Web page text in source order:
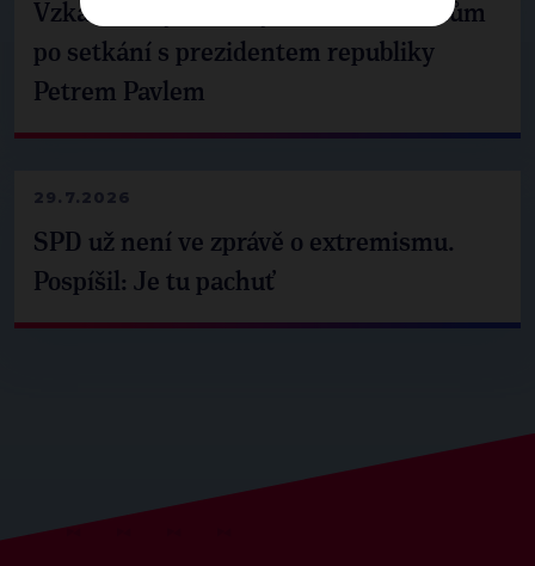
Vzkaz Matěje Ondřeje Havla příznivcům
po setkání s prezidentem republiky
Petrem Pavlem
29.7.2026
SPD už není ve zprávě o extremismu.
Pospíšil: Je tu pachuť